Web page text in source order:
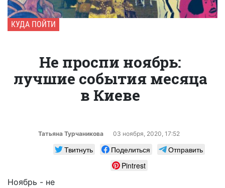
КУДА ПОЙТИ
Не проспи ноябрь:
лучшие события месяца
в Киеве
Татьяна Турчаникова 03 ноября, 2020, 17:52
Твитнуть Поделиться
Отправить
Pintrest
Ноябрь - не